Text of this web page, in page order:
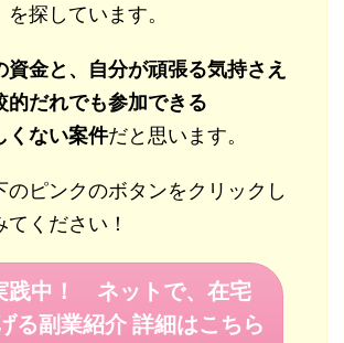
探しています。
資金と、自分が頑張る気持さえ
的だれでも参加できる
くない案件だと思います。
のピンクのボタンをクリックし
ください！
践中！ ネットで、在宅
る副業紹介 詳細はこちら